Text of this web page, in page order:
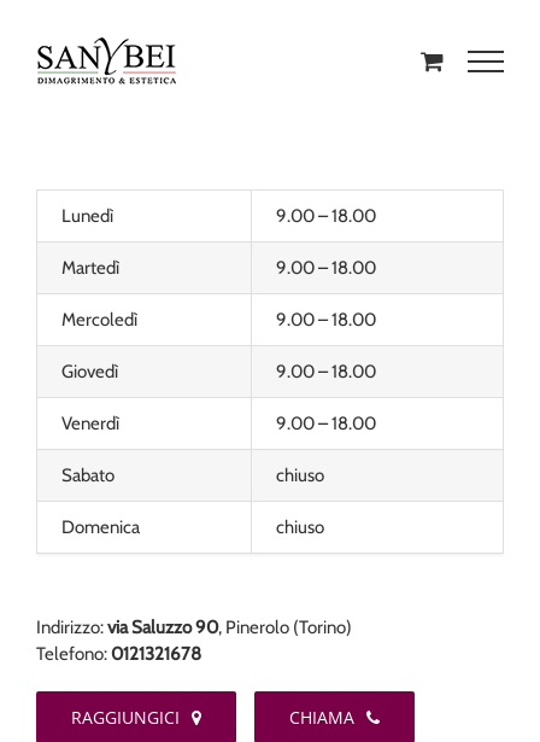
Lunedì 9.00 – 18.00
Martedì 9.00 – 18.00
Mercoledì 9.00 – 18.00
Giovedì 9.00 – 18.00
Venerdì 9.00 – 18.00
Sabato chiuso
Domenica chiuso
Indirizzo:via Saluzzo 90, Pinerolo (Torino)
Telefono:0121321678
CHIAMA
RAGGIUNGICI